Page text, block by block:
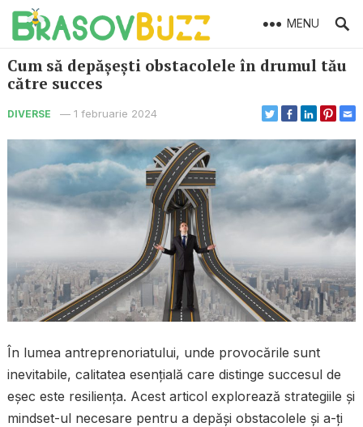
MENU
Cum să depășești obstacolele în drumul tău
către succes
DIVERSE — 1 februarie 2024
În lumea antreprenoriatului, unde provocările sunt
inevitabile, calitatea esențială care distinge succesul de
eșec este resiliența. Acest articol explorează strategiile și
mindset-ul necesare pentru a depăși obstacolele și a-ți